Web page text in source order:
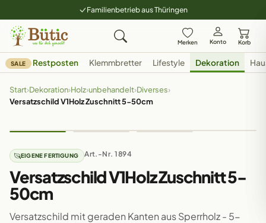
Familienbetrieb aus Thüringen
Merken Konto Korb
SALE Restposten Klemmbretter Lifestyle Dekoration
Start›Dekoration›Holz›unbehandelt›Diverses›
Versatzschild V1Holz Zuschnitt 5-50cm
EIGENE FERTIGUNG Art.-Nr. 1894
Versatzschild V1Holz Zuschnitt 5-
50cm
Versatzschild mit geraden Kanten aus Sperrholz - 5-